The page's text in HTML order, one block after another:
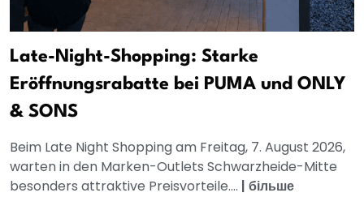
Late-Night-Shopping: Starke
Eröffnungsrabatte bei PUMA und ONLY
& SONS
Beim Late Night Shopping am Freitag, 7. August 2026,
warten in den Marken-Outlets Schwarzheide-Mitte
besonders attraktive Preisvorteile.... | більше